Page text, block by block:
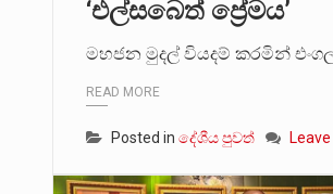
වත්මන්
‘එල්සබෙත් ප්‍රේමය’
මහජන මුදල් වියදම් කරමින්
READ MORE
Posted in දේශීය පුවත්